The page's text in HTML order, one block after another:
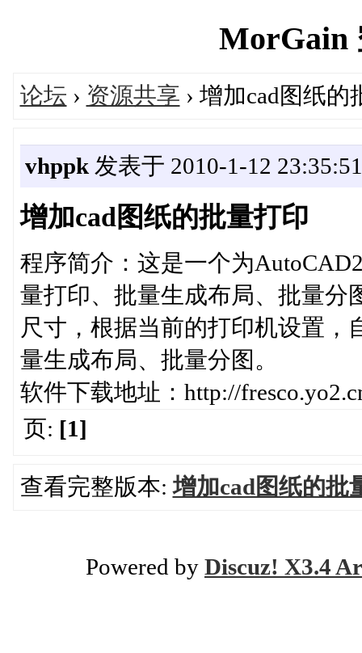
MorGain
论坛 › 资源共享 › 增加cad图纸的
vhppk发表于 2010-1-12 23:35:51
增加cad图纸的批量打印
程序简介：这是一个为
量打印、批量生成布局、批量分
尺寸，根据当前的打印机设置
量生成布局、批量分图。
软件下载地址：http://
页: [1]
查看完整版本:增加cad图纸的批
Powered by Discuz! X3.4